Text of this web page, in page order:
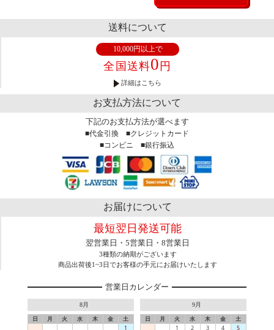
送料について
10,000円以上で
全国送料0 円
詳細はこちら
お支払方法について
下記のお支払方法が選べます
■代金引換 ■クレジットカード
■コンビニ ■銀行振込
お届けについて
最短翌日発送可能
翌営業日・5営業日・8営業日
3種類の納期がございます
商品出荷後1~3日でお客様の手元にお届けいたします
営業日カレンダー
8月
日 月 火 水 木 金
土
1
9月
日 月 火 水 木 金
土
1
2 3 4 5